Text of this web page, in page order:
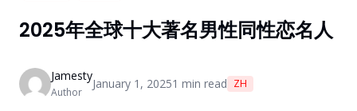
2025年全球十大著名男性同性恋名人
Jamesty
Author
January 1, 20251 min read ZH